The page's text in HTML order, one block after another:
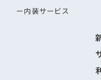
内装サービス